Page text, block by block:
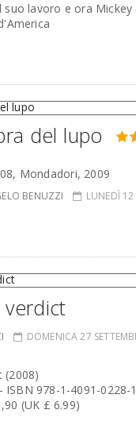
suo lavoro e ora Mickey
del lupo
Mondadori, 2009
BENUZZI LUNEDÌ
verdict
DOMENICA 27
(2008)
ISBN 978-1-4091-0228-1
(UK £ 6.99)